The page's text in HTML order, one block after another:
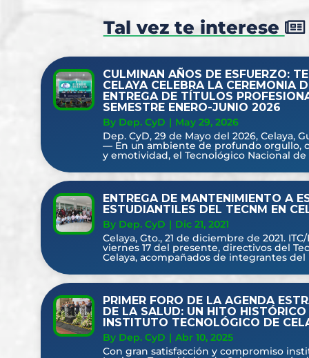
Tal vez te interese
CULMINAN AÑOS DE ESFUERZO:
CELAYA CELEBRA LA CEREMONIA
ENTREGA DE TÍTULOS
SEMESTRE ENERO-JUNIO 2026
By Dep. CyD | May 29, 2026
Dep. CyD, 29 de Mayo del 2026, Celaya,
— En un ambiente de profundo orgullo,
y emotividad, el Tecnológico Nacional de
ENTREGA DE MANTENIMIENTO A
ESTUDIANTILES DEL TECNM EN
By Dep. CyD | Dic 21, 2021
Celaya, Gto., 21 de diciembre de 2021.
viernes 17 del presente, directivos del
Celaya, acompañados de integrantes del
PRIMER FORO DE LA AGENDA
DE LA SALUD: UN HITO HISTÓRICO
INSTITUTO TECNOLÓGICO DE
By Dep. CyD | Abr 10, 2025
Con gran satisfacción y compromiso